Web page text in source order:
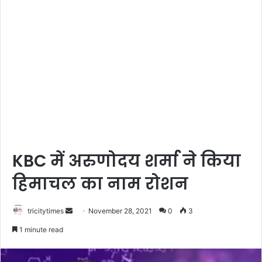
KBC में अरुणोदय शर्मा ने किया
हिमाचल का नाम रोशन
tricitytimes
Send November 28, 2021 0 3
1 minute read